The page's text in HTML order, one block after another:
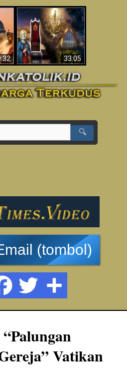
33:05
Apakah Alkitab
Memprediksikan 70
Tahun Tanpa
Seorang Paus?
🔍
(tombol)
Vatikan